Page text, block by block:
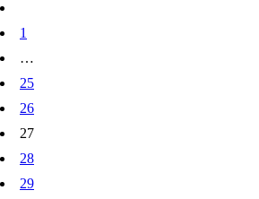
1
…
25
26
27
28
29